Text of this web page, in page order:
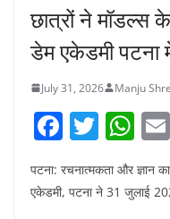
छात्रों ने मॉडल्स
डेम एकेडमी पटना
July 31, 2026 Manju
F
c
T
itt
W
at
पटना: रचनात्मकता और ज्ञान
एकेडमी, पटना ने 31 जुलाई